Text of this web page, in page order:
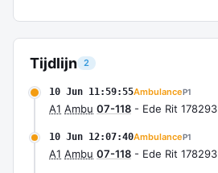
Tijdlijn 2
10 Jun 11:59:55AmbulanceP1
A1 Ambu 07-118 - Ede Rit 178293
10 Jun 12:07:40AmbulanceP1
A1 Ambu 07-118 - Ede Rit 178293